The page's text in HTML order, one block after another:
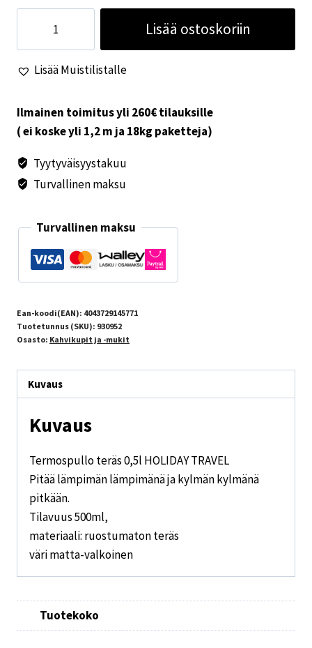
0,5l
HOLIDAY
määrä
Lisää ostoskoriin
Lisää Muistilistalle
Ilmainen toimitus yli 260€ tilauksille
( ei koske yli 1,2 m ja 18kg paketteja)
Tyytyväisyystakuu
Turvallinen maksu
Turvallinen maksu
Ean-koodi(EAN): 4043729145771
Tuotetunnus (SKU): 930952
Osasto: Kahvikupit ja -mukit
Kuvaus
Kuvaus
Termospullo teräs 0,5l HOLIDAY TRAVEL
Pitää lämpimän lämpimänä ja kylmän kylmänä
pitkään.
Tilavuus 500ml,
materiaali: ruostumaton teräs
väri matta-valkoinen
Tuotekoko